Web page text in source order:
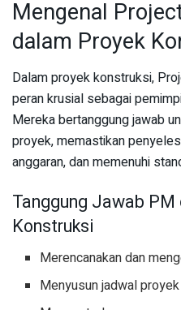
Mengenal
dalam Proyek
Dalam proyek konstruksi,
peran krusial sebagai
Mereka bertanggung jawab
proyek, memastikan
anggaran, dan memenuhi
Tanggung Jawab
Konstruksi
Merencanakan dan
Menyusun jadwal